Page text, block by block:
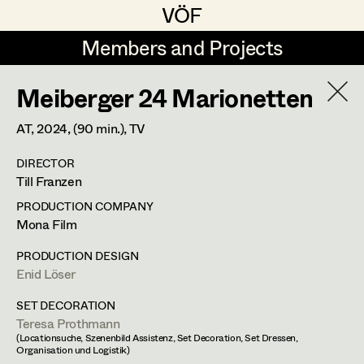
VÖF
VÖF
Members and Projects
Members and Projects
DE EN HOME
Art Department
Costume Department
Retired Members
Honorary Members
Maria-Theresia Bartl
Elisa Berger
Elisabeth Binder
Marion Grädler
Barbara Haegele
Elisabeth Heinisch
Stéphanie Zani
Feldstrasse 77,3420Kritzendorf
m +43 (0) 660 217 47 58,
Meiberger 24 Marionetten
AT,2024, (90 min.), TV
DIRECTOR
Till Franzen
PRODUCTION COMPANY
Mona Film
PRODUCTION DESIGN
Enid Löser
SET DECORATION
Teresa Prothmann
(Locationsuche, Szenenbild Assistenz, Set Decoration, Set Dressen,
Organisation und Logistik)